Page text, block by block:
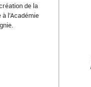
de la
l’Académie